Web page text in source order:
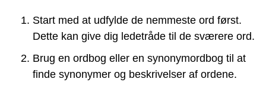
Start med at udfylde de nemmeste ord først.
Dette kan give dig ledetråde til de sværere ord.
Brug en ordbog eller en synonymordbog til at
finde synonymer og beskrivelser af ordene.